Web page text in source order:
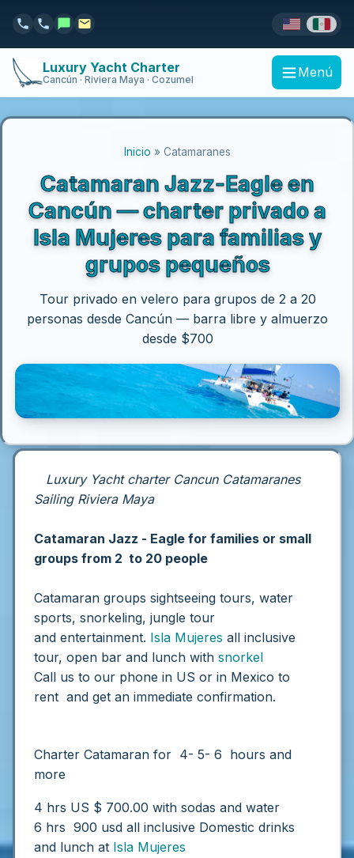
Luxury Yacht Charter
Cancún · Riviera Maya · Cozumel Menú
Inicio » Catamaranes
Catamaran Jazz-Eagle en
Cancún — charter privado a
Isla Mujeres para familias y
grupos pequeños
Tour privado en velero para grupos de 2 a 20
personas desde Cancún — barra libre y almuerzo
desde $700
Luxury Yacht charter Cancun Catamaranes
Sailing Riviera Maya
Catamaran Jazz - Eagle for families or small
groups from 2 to 20 people
Catamaran groups sightseeing tours, water
sports, snorkeling, jungle tour
and entertainment. Isla Mujeres all inclusive
tour, open bar and lunch with snorkel
Call us to our phone in US or in Mexico to
rent and get an immediate confirmation.
Charter Catamaran for 4- 5- 6 hours and
more
4 hrs US $ 700.00 with sodas and water
6 hrs 900 usd all inclusive Domestic drinks
and lunch at Isla Mujeres